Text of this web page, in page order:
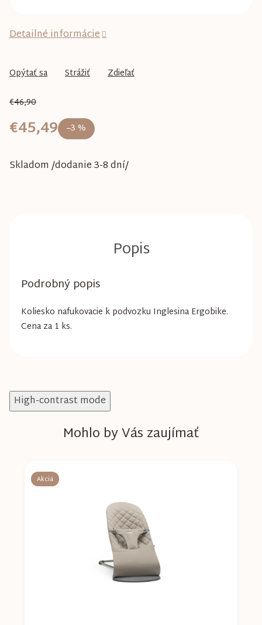
€46,90
–3 %
€45,49
Skladom /dodanie 3-8 dní/
Detailné informácie
Opýtať sa Strážiť Zdieľať
Podrobný popis
Koliesko nafukovacie k podvozku Inglesina Ergobike.
Cena za 1 ks.
High-contrast mode
Mohlo by Vás zaujímať
Akcia